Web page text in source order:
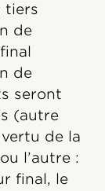
tiers
de
de
seront
(autre
de la
l’autre :
final, le